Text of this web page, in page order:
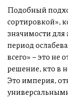
Подобный
сортировкой»,
значимости для
период
всего» – это не
решение, кто в
Это империя,